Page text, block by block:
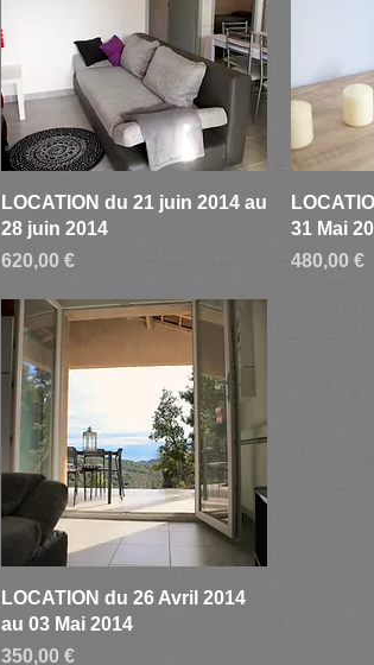
Aperçu rapide
LOCATION du 21 juin 2014 au
28 juin 2014
Prix
620,00 €
31 Mai
Prix
480,00 €
Aperçu rapide
LOCATION du 26 Avril 2014
au 03 Mai 2014
Prix
350,00 €